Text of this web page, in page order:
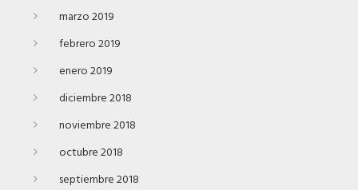
marzo 2019
febrero 2019
enero 2019
diciembre 2018
noviembre 2018
octubre 2018
septiembre 2018